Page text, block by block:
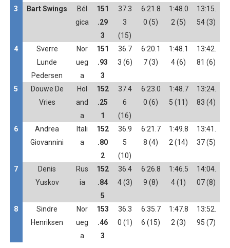
3 Bart Swings
Bél
gica
151
.29
3
37.3
3
(15)
6:21.8
0 (5)
1:48.0
2 (5)
13:15.
54 (3)
4
Sverre
Lunde
Pedersen
Nor
ueg
a
151
.93
3
36.7
3 (6)
6:20.1
7 (3)
1:48.1
4 (6)
13:42.
81 (6)
5
Douwe De
Vries
Hol
and
a
152
.25
1
37.4
6
(16)
6:23.0
0 (6)
1:48.7
5 (11)
13:24.
83 (4)
6
Andrea
Giovannini
Itali
a
152
.80
2
36.9
5
(10)
6:21.7
8 (4)
1:49.8
2 (14)
13:41.
37 (5)
7
Denis
Yuskov
Rus
ia
152
.84
5
36.4
4 (3)
6:26.8
9 (8)
1:46.5
4 (1)
14:04.
07 (8)
8
Sindre
Henriksen
Nor
ueg
a
153
.46
3
36.3
0 (1)
6:35.7
6 (15)
1:47.8
2 (3)
13:52.
95 (7)